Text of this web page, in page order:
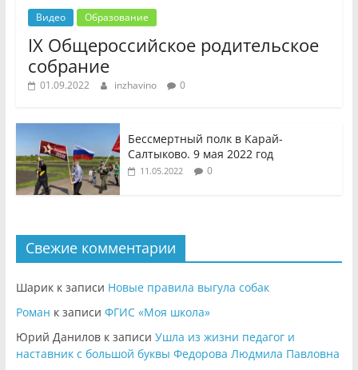
Видео Образование
IX Общероссийское родительское
собрание
01.09.2022 inzhavino 0
Бессмертный полк в Карай-
Салтыково. 9 мая 2022 год
11.05.2022 0
Свежие комментарии
Шарикк записи Новые правила выгула собак
Роман к записи ФГИС «Моя школа»
Юрий Даниловк записи Ушла из жизни педагог и
наставник с большой буквы Федорова Людмила Павловна